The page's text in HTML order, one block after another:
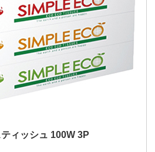
ィッシュ 100W 3P